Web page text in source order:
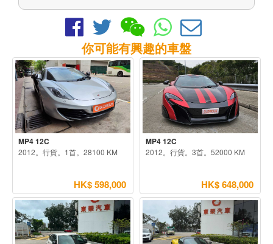
你可能有興趣的車盤
MP4 12C
2012。行貨。1首。28100 KM
HK$ 598,000
MP4 12C
2012。行貨。3首。52000 KM
HK$ 648,000